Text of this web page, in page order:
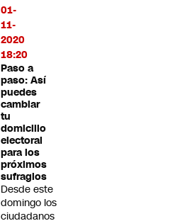
01-
11-
2020
18:20
Paso a
paso: Así
puedes
cambiar
tu
domicilio
electoral
para los
próximos
sufragios
Desde este
domingo los
ciudadanos